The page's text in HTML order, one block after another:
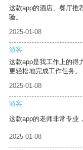
这款app的酒店、餐厅推
验。
2025-01-08
游客
这款app是我工作上的得
更轻松地完成工作任务。
2025-01-08
游客
这款app的老师非常专业
2025-01-08